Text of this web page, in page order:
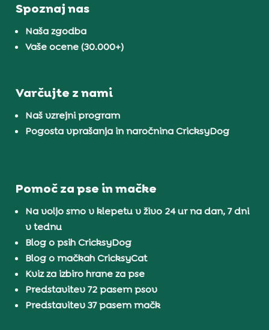
Spoznaj nas
Naša zgodba
Vaše ocene (30.000+)
Varčujte z nami
Naš vzrejni program
Pogosta vprašanja in naročnina CricksyDog
Pomoč za pse in mačke
Na voljo smo v klepetu v živo 24 ur na dan, 7 dni
v tednu
Blog o psih CricksyDog
Blog o mačkah CricksyCat
Kviz za izbiro hrane za pse
Predstavitev 72 pasem psov
Predstavitev 37 pasem mačk